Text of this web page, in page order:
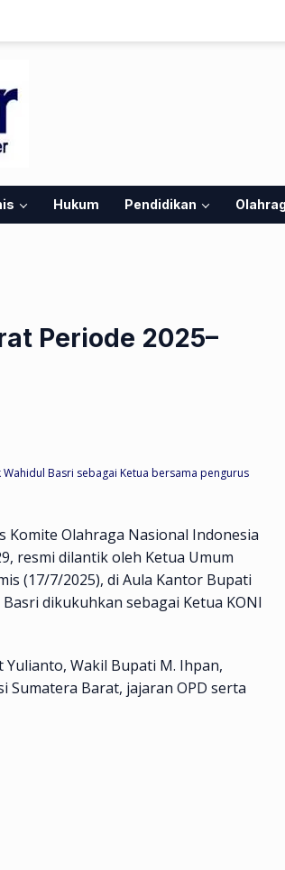
Hukum Pendidikan
Periode 2025–
Basri sebagai Ketua bersama pengurus
Komite Olahraga Nasional Indonesia
resmi dilantik oleh Ketua Umum
(17/7/2025), di Aula Kantor Bupati
dikukuhkan sebagai Ketua KONI
Wakil Bupati M. Ihpan,
Sumatera Barat, jajaran OPD serta